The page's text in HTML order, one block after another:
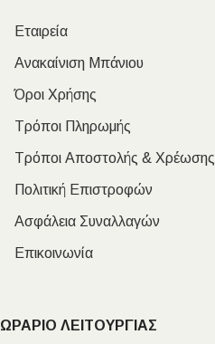
Εταιρεία
Ανακαίνιση Μπάνιου
Όροι Χρήσης
Τρόποι Πληρωμής
Τρόποι Αποστολής & Χρέωσης
Πολιτική Επιστροφών
Ασφάλεια Συναλλαγών
Επικοινωνία
ΩΡΑΡΙΟ ΛΕΙΤΟΥΡΓΙΑΣ